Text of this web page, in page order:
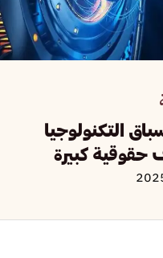
التكنولوجيا
حقوقية كبيرة